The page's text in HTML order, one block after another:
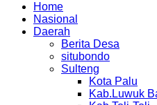
Home
Nasional
Daerah
Berita Desa
situbondo
Sulteng
Kota Palu
Kab.Luwuk